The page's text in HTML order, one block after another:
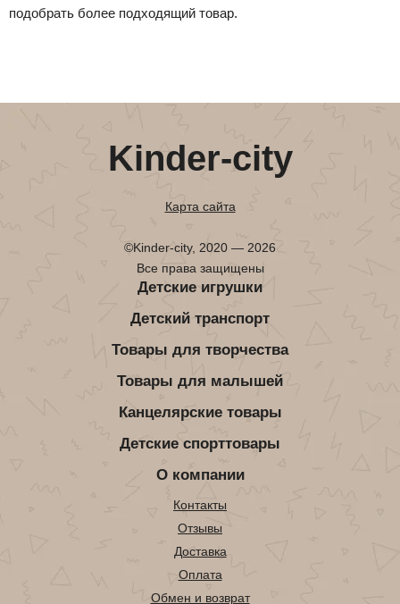
подобрать более подходящий товар.
Kinder-city
Карта сайта
©Kinder-city, 2020 — 2026
Все права защищены
Детские игрушки
Детский транспорт
Товары для творчества
Товары для малышей
Канцелярские товары
Детские спорттовары
О компании
Контакты
Отзывы
Доставка
Оплата
Обмен и возврат